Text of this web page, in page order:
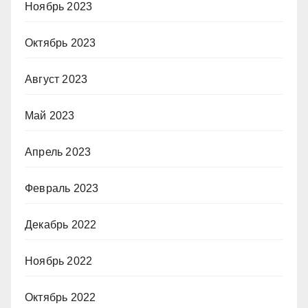
Ноябрь 2023
Октябрь 2023
Август 2023
Май 2023
Апрель 2023
Февраль 2023
Декабрь 2022
Ноябрь 2022
Октябрь 2022